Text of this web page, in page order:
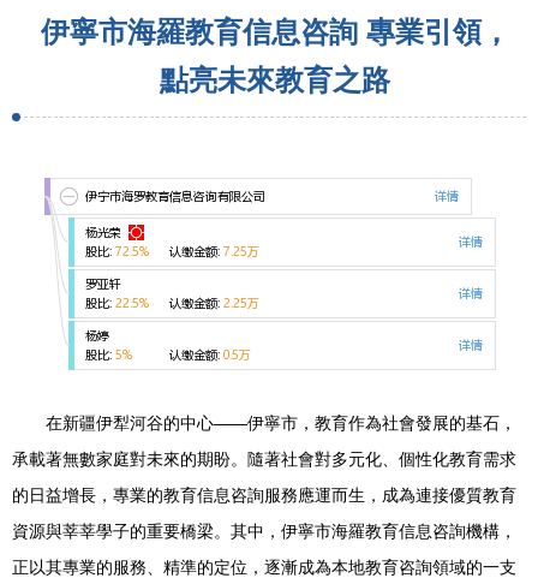
伊寧市海羅教育信息咨詢 專業引領，
點亮未來教育之路
在新疆伊犁河谷的中心——伊寧市，教育作為社會發展的基石，
承載著無數家庭對未來的期盼。隨著社會對多元化、個性化教育需求
的日益增長，專業的教育信息咨詢服務應運而生，成為連接優質教育
資源與莘莘學子的重要橋梁。其中，伊寧市海羅教育信息咨詢機構，
正以其專業的服務、精準的定位，逐漸成為本地教育咨詢領域的一支